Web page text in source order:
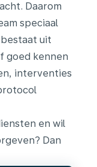
Daarom
speciaal
uit
goed kennen
interventies
en wil
Dan